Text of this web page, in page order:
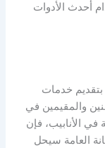
أحدث الأدوات
بتقديم خدمات
والمقيمين في
الأنابيب، فإن
العامة سيحل